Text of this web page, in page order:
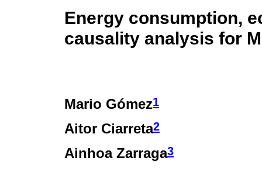
Energy consumption,
causality analysis for
Mario Gómez1
Aitor Ciarreta2
Ainhoa Zarraga3